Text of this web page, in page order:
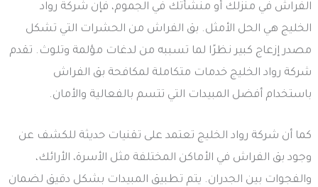
الفراش في منزلك أو منشأتك في الجموم، فإن شركة رواد
الخليج هي الحل الأمثل. بق الفراش من الحشرات التي تشكل
مصدر إزعاج كبير نظرًا لما تسببه من لدغات مؤلمة وتلوث. تقدم
شركة رواد الخليج خدمات متكاملة لمكافحة بق الفراش
باستخدام أفضل المبيدات التي تتسم بالفعالية والأمان.
كما أن شركة رواد الخليج تعتمد على تقنيات حديثة للكشف عن
وجود بق الفراش في الأماكن المختلفة مثل الأسرة، الأرائك،
والفجوات بين الجدران. يتم تطبيق المبيدات بشكل دقيق لضمان